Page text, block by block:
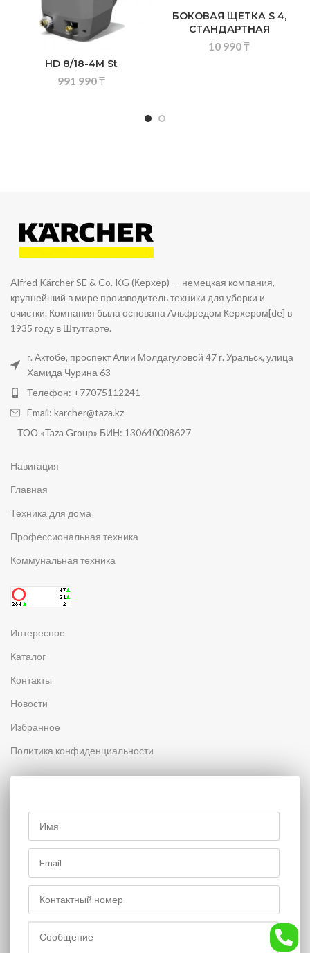
HD 8/18-4M St
991 990₸
БОКОВАЯ ЩЕТКА S 4,
СТАНДАРТНАЯ
10 990₸
Alfred Kärcher SE & Co. KG (Керхер) — немецкая компания,
крупнейший в мире производитель техники для уборки и
очистки. Компания была основана Альфредом Керхером[de] в
1935 году в Штутгарте.
г. Актобе, проспект Алии Молдагуловой 47 г. Уральск, улица
Хамида Чурина 63
Телефон: +77075112241
Email: karcher@taza.kz
ТОО «Taza Group» БИН: 130640008627
Навигация
Главная
Техника для дома
Профессиональная техника
Коммунальная техника
Интересное
Каталог
Контакты
Новости
Избранное
Политика конфиденциальности